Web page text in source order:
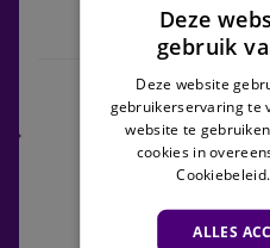
Beerschot
03/04/
Deze
gebruik
Deze website
gebruikerservaring te
website te
cookies in
Cookiebeleid.
ALLES